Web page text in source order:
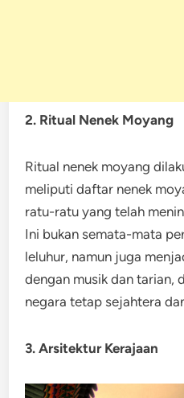
2. Ritual Nenek Moyang
Ritual nenek moyang
meliputi daftar nenek
ratu-ratu yang telah
Ini bukan semata-mata
leluhur, namun juga
dengan musik dan tarian,
negara tetap sejahtera
3. Arsitektur Kerajaan